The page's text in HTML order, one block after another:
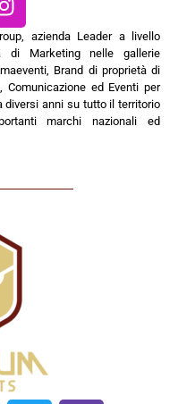
azienda Leader a livello
di Marketing nelle gallerie
Brand di proprietà di
ed Eventi per
diversi anni su tutto il territorio
marchi nazionali ed